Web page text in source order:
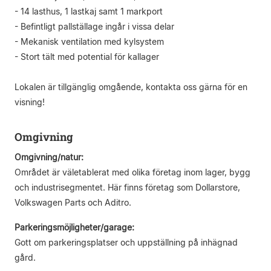
- 14 lasthus, 1 lastkaj samt 1 markport
- Befintligt pallställage ingår i vissa delar
- Mekanisk ventilation med kylsystem
- Stort tält med potential för kallager
Lokalen är tillgänglig omgående, kontakta oss gärna för en
visning!
Omgivning
Omgivning/natur:
Området är väletablerat med olika företag inom lager, bygg
och industrisegmentet. Här finns företag som Dollarstore,
Volkswagen Parts och Aditro.
Parkeringsmöjligheter/garage:
Gott om parkeringsplatser och uppställning på inhägnad
gård.